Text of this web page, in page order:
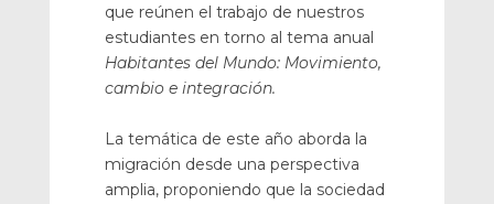
que reúnen el trabajo de nuestros
estudiantes en torno al tema anual
Habitantes del Mundo: Movimiento,
cambio e integración.
La temática de este año aborda la
migración desde una perspectiva
amplia, proponiendo que la sociedad